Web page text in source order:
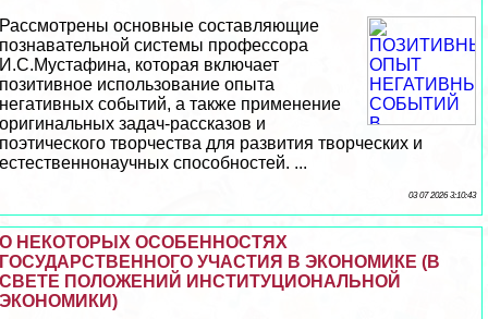
Рассмотрены основные составляющие
познавательной системы профессора
И.С.Мустафина, которая включает
позитивное использование опыта
негативных событий, а также применение
оригинальных задач-рассказов и
поэтического творчества для развития творческих и
естественнонаучных способностей. ...
03 07 2026 3:10:43
О НЕКОТОРЫХ ОСОБЕННОСТЯХ
ГОСУДАРСТВЕННОГО УЧАСТИЯ В ЭКОНОМИКЕ (В
СВЕТЕ ПОЛОЖЕНИЙ ИНСТИТУЦИОНАЛЬНОЙ
ЭКОНОМИКИ)